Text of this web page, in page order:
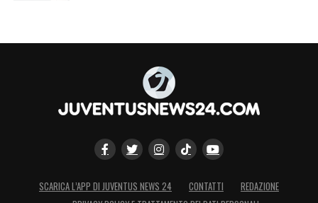
SCARICA L’APP DI JUVENTUS NEWS 24 CONTATTI
REDAZIONE